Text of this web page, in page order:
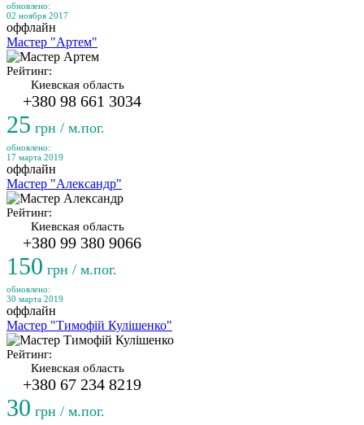
обновлено:
02 ноября 2017
оффлайн
Мастер "Артем"
Рейтинг:
Киевская область
+380 98 661 3034
25 грн / м.пог.
обновлено:
17 марта 2019
оффлайн
Мастер "Александр"
Рейтинг:
Киевская область
+380 99 380 9066
150 грн / м.пог.
обновлено:
30 марта 2019
оффлайн
Мастер "Тимофій Кулішенко"
Рейтинг:
Киевская область
+380 67 234 8219
30 грн / м.пог.